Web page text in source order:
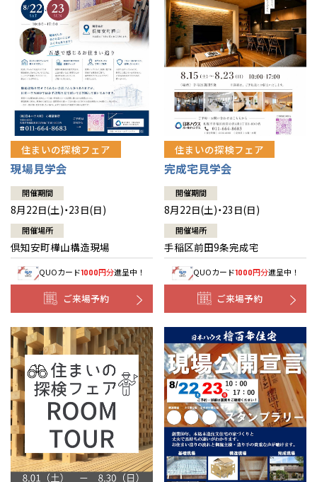
住まいの探検フェア
現場見学会
開催期間
8月22日(土)・23日(日)
開催場所
倶知安町樺山構造現場
QUOカード1000円分進呈中！
ご来場予約
住まいの探検フェア
完成宅見学会
開催期間
8月22日(土)・23日(日)
開催場所
手稲区前田9条完成宅
QUOカード1000円分進呈中！
ご来場予約
北海道
札幌
道央
道北
道南
道東
東北
青森
秋田
岩手
山形
宮城
福島
甲信越・北陸
新潟
山梨
長野
富山
石川
福井
関東
東京
神奈川
埼玉
千葉
茨城
栃木
群馬
東海
愛知
岐阜
静岡
三重
近畿
大阪
京都
兵庫
奈良
滋賀
和歌山
中国・四国
岡山
香川
愛媛
鳥取
島根
広島
九州
福岡
佐賀
熊本
大分
宮崎
分譲マンション
※現住所のある都道府県以外の建築予定地の方でも現住所の有るお近
くの展示場又は店舗にお問合せください。移住の計画の方もご相談対
応します。お気軽にご相談ください。
北海道
札幌
札幌
小樽
道央
苫小牧千歳
小樽
道北
道南
道東
釧路
東北
青森県
八戸
青森
秋田県
秋田
岩手県
山形県
宮城県
仙台
福島県
会津
甲信越・北陸
新潟県
長岡
山梨県
長野県
富山県
富山
石川県
福井県
福井
関東
東京都
神奈川県
相模
埼玉県
埼玉
千葉県
千葉
柏
茨城県
水戸
栃木県
宇都宮
小山
群馬県
群馬
伊勢崎
東海
愛知県
岐阜県
岐阜
静岡県
三重県
四日市
近畿
大阪府
大阪
京都府
京都
兵庫県
姫路
奈良県
奈良
中国・四国
岡山県
岡山
愛媛県
松山
九州
福岡県
福岡
佐賀県
佐賀
熊本県
熊本
大分県
大分
宮崎県
宮崎
鹿児島県
鹿児島